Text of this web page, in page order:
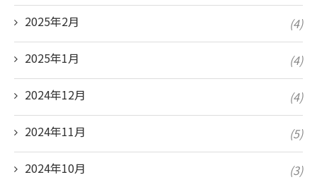
2025年2月 (4)
2025年1月 (4)
2024年12月 (4)
2024年11月 (5)
2024年10月 (3)